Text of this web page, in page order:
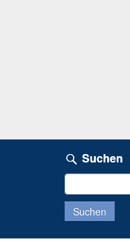
Suchen
Suchen
nach: